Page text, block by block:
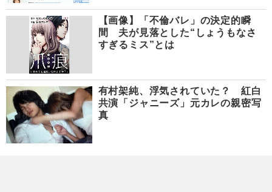
【画像】「不倫バレ」の決定的瞬
間 夫が見落とした“しょうもなさ
すぎるミス”とは
有村架純、浮気されていた？ 紅白
共演「ジャニーズ」元カレの親密写
真